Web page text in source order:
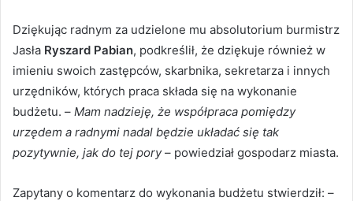
Dziękując radnym za udzielone mu absolutorium burmistrz
Jasła Ryszard Pabian, podkreślił, że dziękuje również w
imieniu swoich zastępców, skarbnika, sekretarza i innych
urzędników, których praca składa się na wykonanie
budżetu. – Mam nadzieję, że współpraca pomiędzy
urzędem a radnymi nadal będzie układać się tak
pozytywnie, jak do tej pory– powiedział gospodarz miasta.
Zapytany o komentarz do wykonania budżetu stwierdził: –